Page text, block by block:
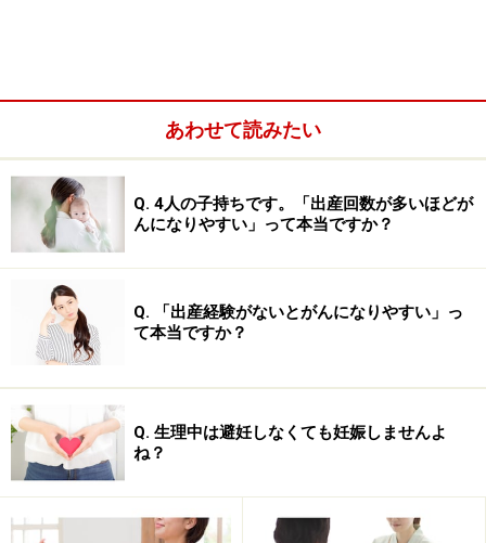
※記事内容は執筆時点のものです。最新の内容をご確認くださ
い。
※当サイトにおける医師・医療従事者等による情報の提供は、診
断・治療行為ではありません。診断・治療を必要とする方は、適
切な医療機関での受診をおすすめいたします。記事内容は執筆者
個人の見解によるものであり、全ての方への有効性を保証するも
のではありません。当サイトで提供する情報に基づいて被ったい
かなる損害についても、当社、各ガイド、その他当社と契約した
情報提供者は一切の責任を負いかねます。
あわせて読みたい
Q. 4人の子持ちです。「出産回数が多いほどが
んになりやすい」って本当ですか？
Q. 「出産経験がないとがんになりやすい」っ
て本当ですか？
Q. 生理中は避妊しなくても妊娠しませんよ
ね？